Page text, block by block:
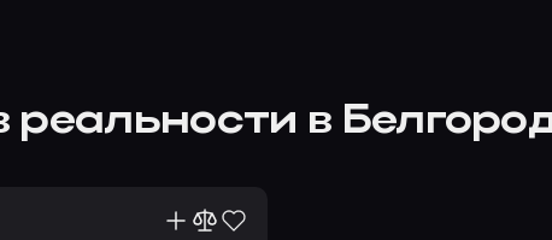
реальности в